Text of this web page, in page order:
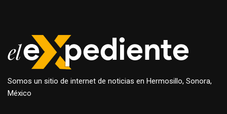
Somos un sitio de internet de noticias en Hermosillo, Sonora,
México